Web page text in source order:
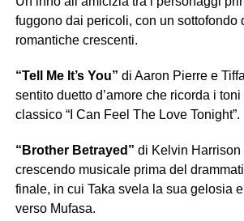
fuggono dai pericoli, con un sottofondo
romantiche crescenti.
“Tell Me It’s You” di Aaron Pierre e
sentito duetto d’amore che ricorda i toni
classico “I Can Feel The Love Tonight”.
“Brother Betrayed” di Kelvin Harrison
crescendo musicale prima del
finale, in cui Taka svela la sua gelosia
verso Mufasa.